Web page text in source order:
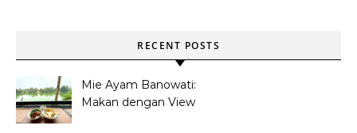
RECENT POSTS
Mie Ayam Banowati:
Makan dengan View